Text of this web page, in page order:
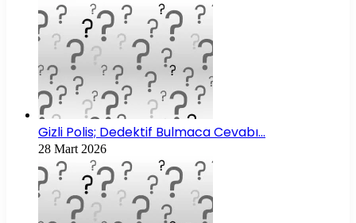
Gizli Polis; Dedektif Bulmaca Cevabı…
28 Mart 2026